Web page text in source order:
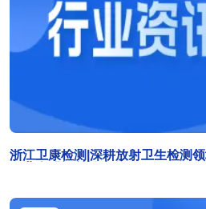
浙江卫康检测|深耕放射卫生检测